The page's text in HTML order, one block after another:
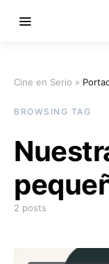
Cine en Serio »
BROWSING TAG
2 posts